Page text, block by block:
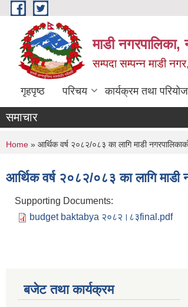
Skip to main content
माडी नगरपालिका,
सम्पदा सम्पन्न माडी
गृहपृष्ठ परिचय कार्यक्रम तथा
समाचार
You are here
Home » आर्थिक वर्ष २०८२/०८३ का लागि माडी
आर्थिक वर्ष २०८२/०८३ का लागि माडी
Supporting Documents:
budget baktabya २०८२।८३final.pdf
बजेट तथा कार्यक्रम